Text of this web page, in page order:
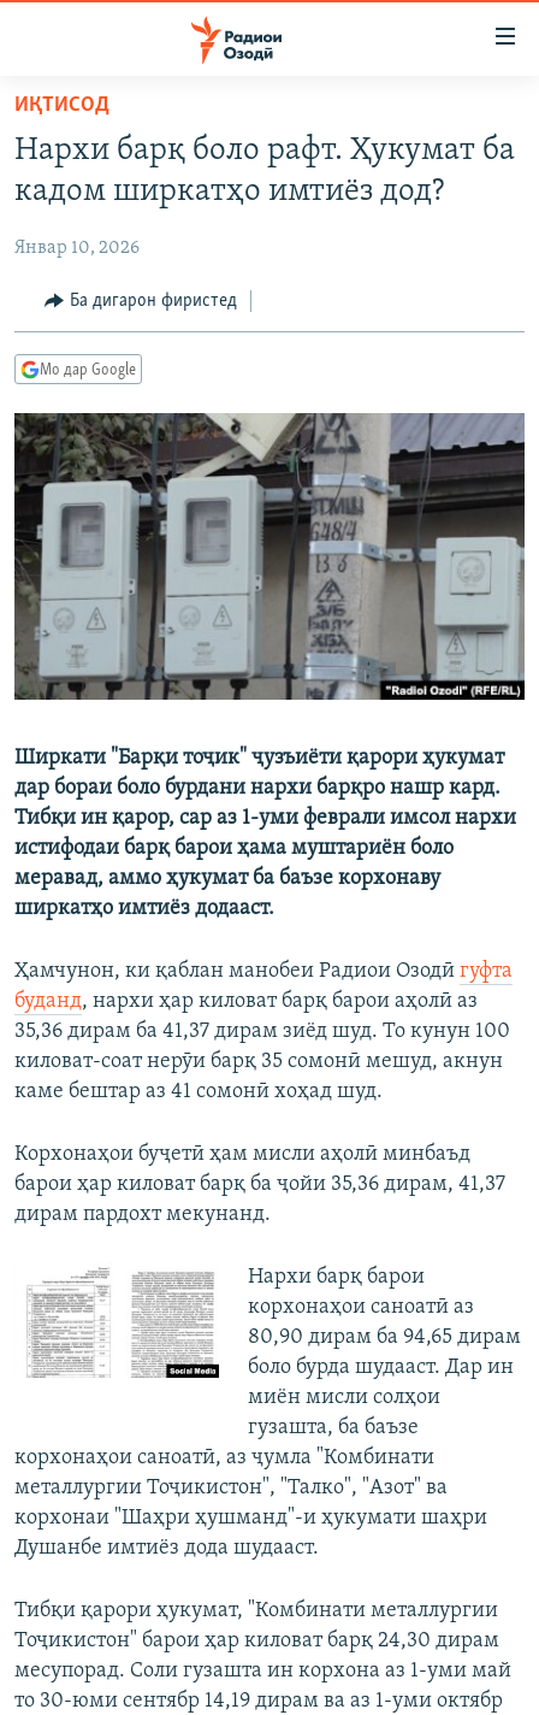
Ҷаҳиш
мояи
аслӣ
ба
Ҷаҳиш
СИЁСАТ
ҶОМЕА
ҚАЗИЯИ "КРОКУС"
ФАРҲАНГ
МЕҲМОНИ ОЗОДӢ
ВАРЗИШ
ГАПИ ОЗОД
РӮЗГОРИ МУҲОҶИР
САЛОМ, ХОҲАР
ТАҲҚИҚОТ
НАЗАРИ МАРДУМ
БЛОГИСТОН
ОЗОДӢ ОНЛАЙН
ЧАНДРАСОНАӢ
ВИДЕО
НИГОРИСТОН
ГУЗОРИШҲОИ РАДИОӢ
РӮЙХАТҲО
КИТОБҲОИ ОЗОДӢ
Русский
ПАЙГИРӢ КУНЕД
Ҳамаи сомонаҳои RFE/RL
ИҚТИСОД
Нархи барқ боло рафт. Ҳукумат ба
кадом ширкатҳо имтиёз дод?
Январ 10, 2026
Ба дигарон фиристед
Мо дар Google
Ширкати "Барқи тоҷик" ҷузъиёти қарори ҳукумат
дар бораи боло бурдани нархи барқро нашр кард.
Тибқи ин қарор, сар аз 1-уми феврали имсол нархи
истифодаи барқ барои ҳама муштариён боло
меравад, аммо ҳукумат ба баъзе корхонаву
ширкатҳо имтиёз додааст.
Ҳамчунон, ки қаблан манобеи Радиои Озодӣ гуфта
буданд, нархи ҳар киловат барқ барои аҳолӣ аз
35,36 дирам ба 41,37 дирам зиёд шуд. То кунун 100
киловат-соат нерӯи барқ 35 сомонӣ мешуд, акнун
каме бештар аз 41 сомонӣ хоҳад шуд.
Корхонаҳои буҷетӣ ҳам мисли аҳолӣ минбаъд
барои ҳар киловат барқ ба ҷойи 35,36 дирам, 41,37
дирам пардохт мекунанд.
Нархи барқ барои
корхонаҳои саноатӣ аз
80,90 дирам ба 94,65 дирам
боло бурда шудааст. Дар ин
миён мисли солҳои
гузашта, ба баъзе
корхонаҳои саноатӣ, аз ҷумла "Комбинати
металлургии Тоҷикистон", "Талко", "Азот" ва
корхонаи "Шаҳри ҳушманд"-и ҳукумати шаҳри
Душанбе имтиёз дода шудааст.
Тибқи қарори ҳукумат, "Комбинати металлургии
Тоҷикистон" барои ҳар киловат барқ 24,30 дирам
месупорад. Соли гузашта ин корхона аз 1-уми май
то 30-юми сентябр 14,19 дирам ва аз 1-уми октябр